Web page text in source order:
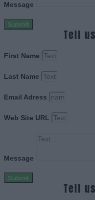
Message
Submit
Tell
First Name
Last Name
Email Adress
Web Site URL
Message
Submit
Tell